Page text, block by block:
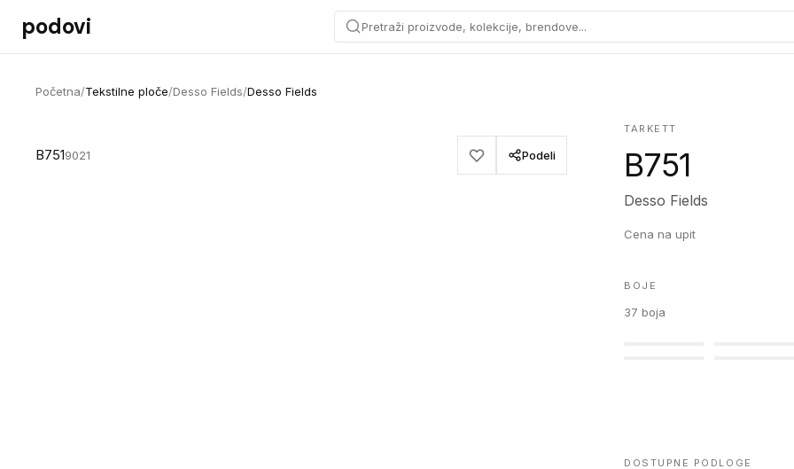
Preskoči na sadržaj
podovi Pretraži proizvode, kolekcije, brendove...
Početna/Tekstilne ploče/Desso Fields/Desso Fields
B7519021 Podeli
TARKETT
B751
Desso Fields
Cena na upit
BOJE
37 boja
DOSTUPNE PODLOGE